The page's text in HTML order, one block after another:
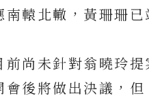
轅北轍，黃珊珊
尚未針對翁曉玲
後將做出決議，